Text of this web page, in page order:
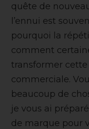
quête de
l’ennui est
pourquoi la
comment
transformer
commerciale.
beaucoup de
je vous ai
de marque pour